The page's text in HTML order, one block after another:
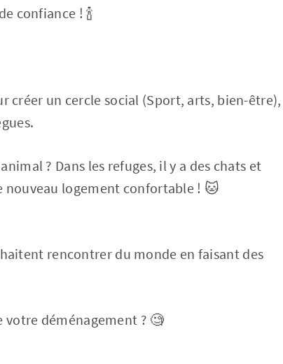
confiance ! 🍾
créer un cercle social (Sport, arts, bien-être),
? Dans les refuges, il y a des chats et
nouveau logement confortable ! 🐱
rencontrer du monde en faisant des
votre déménagement ? 🧐